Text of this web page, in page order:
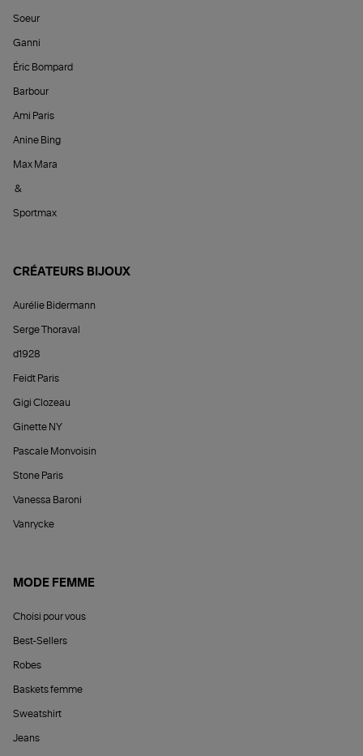
Soeur
Ganni
Éric Bompard
Barbour
Ami Paris
Anine Bing
Max Mara
&
Sportmax
CRÉATEURS BIJOUX
Aurélie Bidermann
Serge Thoraval
d1928
Feidt Paris
Gigi Clozeau
Ginette NY
Pascale Monvoisin
Stone Paris
Vanessa Baroni
Vanrycke
MODE FEMME
Choisi pour vous
Best-Sellers
Robes
Baskets femme
Sweatshirt
Jeans